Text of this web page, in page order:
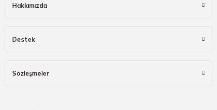
Hakkımızda
Destek
Sözleşmeler